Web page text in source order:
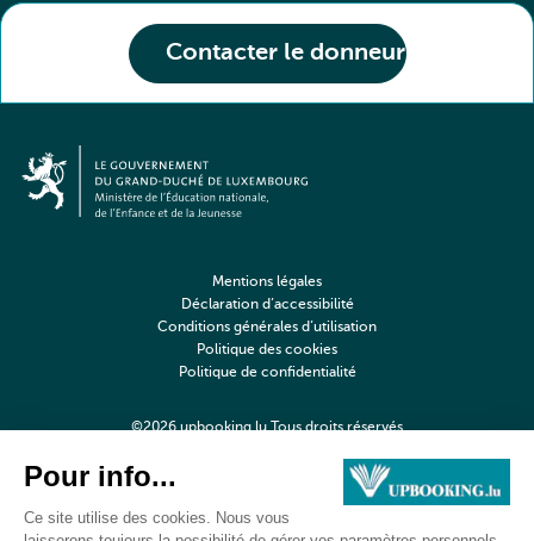
Contacter le donneur
©2026 upbooking.lu Tous droits réservés
Mentions légales
Déclaration d’accessibilité
Conditions générales d’utilisation
Politique des cookies
Politique de confidentialité